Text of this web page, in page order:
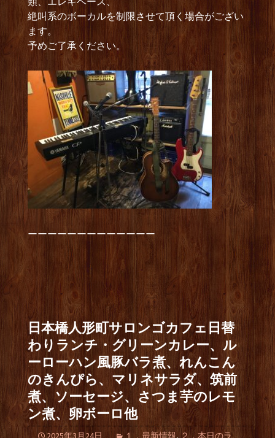
絶叫系のボーカルを制限させて頂く場合がござい
ます。
予めご了承ください。
ーーーーーーーーーーーーー
日本橋人形町サロンゴカフェ日替
わりランチ・グリーンカレー、ル
ーローハン風豚バラ煮、れんこん
のきんぴら、マリネサラダ、筑前
煮、ソーセージ、さつま芋のレモ
ン煮、卵ボーロ他
2025年3月24日 １．最新情報, ２．本日のラ